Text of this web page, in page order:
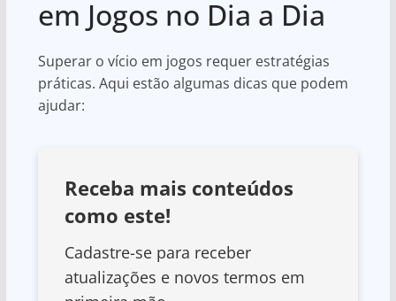
em Jogos no Dia a Dia
Superar o vício em jogos requer estratégias
práticas. Aqui estão algumas dicas que podem
ajudar:
Receba mais conteúdos
como este!
Cadastre-se para receber
atualizações e novos termos em